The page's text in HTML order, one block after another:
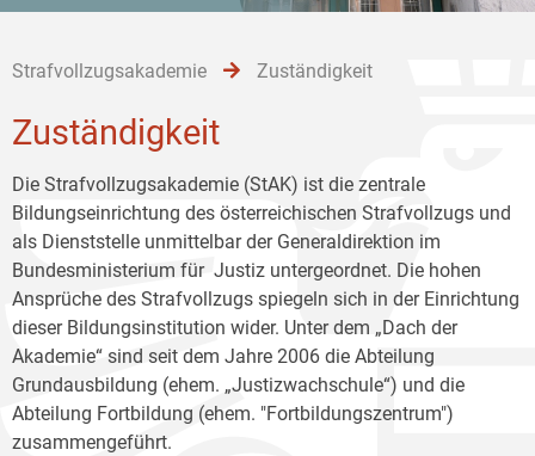
Strafvollzugsakademie Zuständigkeit
Zuständigkeit
Die Strafvollzugsakademie (StAK) ist die zentrale
Bildungseinrichtung des österreichischen Strafvollzugs und
als Dienststelle unmittelbar der Generaldirektion im
Bundesministerium für Justiz untergeordnet. Die hohen
Ansprüche des Strafvollzugs spiegeln sich in der Einrichtung
dieser Bildungsinstitution wider. Unter dem „Dach der
Akademie“ sind seit dem Jahre 2006 die Abteilung
Grundausbildung (ehem. „Justizwachschule“) und die
Abteilung Fortbildung (ehem. "Fortbildungszentrum")
zusammengeführt.